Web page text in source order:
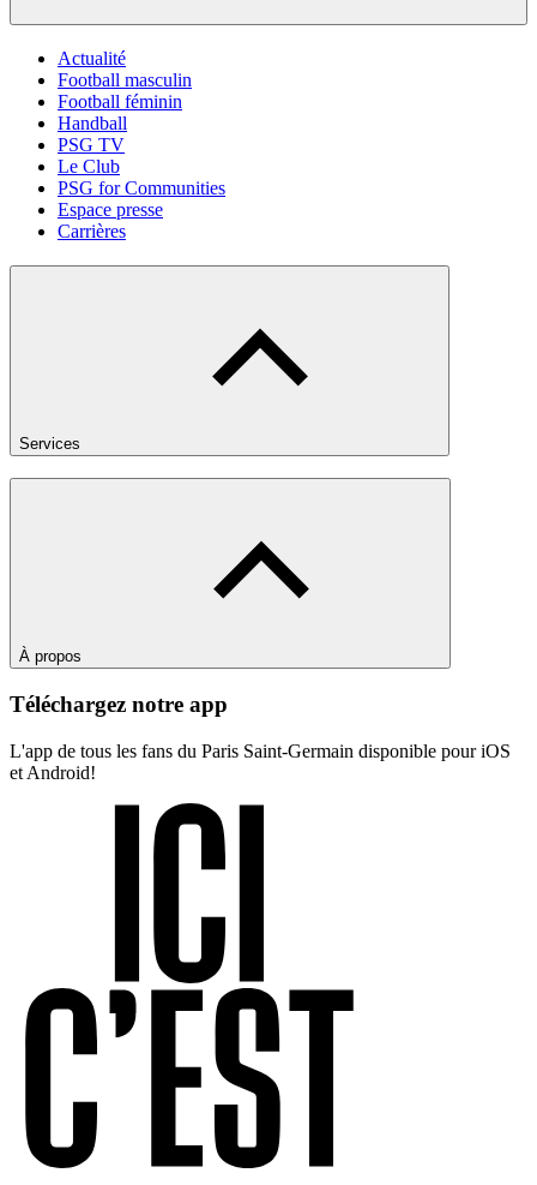
Actualité
Football masculin
Football féminin
Handball
PSG TV
Le Club
PSG for Communities
Espace presse
Carrières
Services
À propos
Téléchargez notre app
L'app de tous les fans du Paris Saint-Germain disponible pour iOS
et Android!